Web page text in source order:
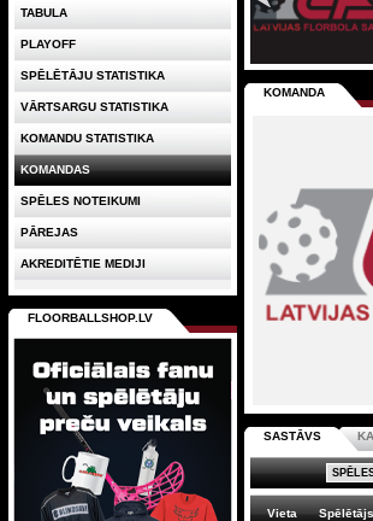
KOMANDA
SASTĀVS
Vieta Spēlētājs
TABULA
PLAYOFF
SPĒLĒTĀJU STATISTIKA
VĀRTSARGU STATISTIKA
KOMANDU STATISTIKA
KOMANDAS
SPĒLES NOTEIKUMI
PĀREJAS
AKREDITĒTIE MEDIJI
FLOORBALLSHOP.LV